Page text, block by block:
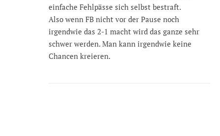
einfache Fehlpässe sich selbst bestraft.
Also wenn FB nicht vor der Pause noch
irgendwie das 2-1 macht wird das ganze sehr
schwer werden. Man kann irgendwie keine
Chancen kreieren.